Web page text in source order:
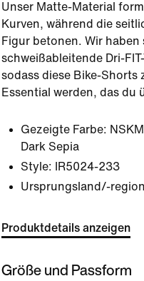
Unser Matte-Material
Kurven, während die
Figur betonen. Wir haben
schweißableitende Dri-
sodass diese Bike-Shorts
Essential werden, das du
Gezeigte Farbe:
Dark Sepia
Style:
IR5024-233
Ursprungsland/-
Produktdetails anzeigen
Größe und Passform